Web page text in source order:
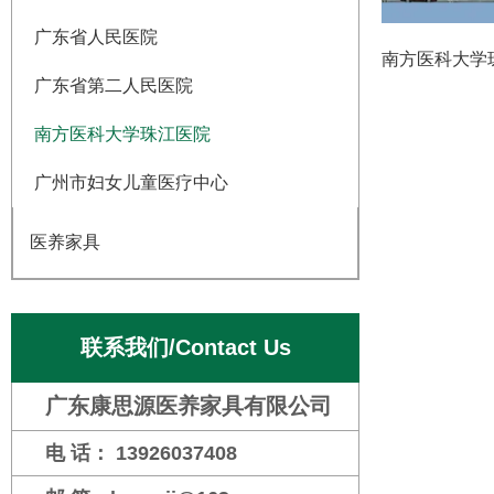
广东省人民医院
广东省第二人民医院
南方医科大学珠江医院
广州市妇女儿童医疗中心
医养家具
联系我们/Contact Us
广东康思源医养家具有限公司
电 话： 13926037408
南方医科大学